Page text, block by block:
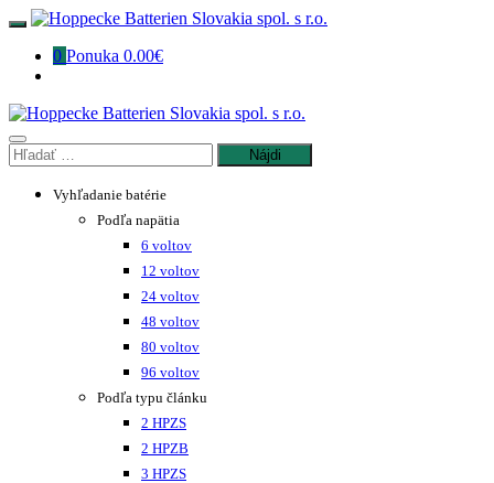
0 Ponuka 0.00€
Vyhľadanie batérie
Podľa napätia
6 voltov
12 voltov
24 voltov
48 voltov
80 voltov
96 voltov
Podľa typu článku
2 HPZS
2 HPZB
3 HPZS